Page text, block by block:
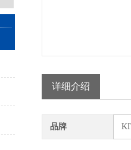
详细介绍
品牌